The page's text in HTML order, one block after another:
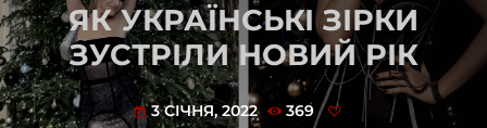
ЯК УКРАЇНСЬКІ ЗІРКИ
ЗУСТРІЛИ НОВИЙ РІК
today 3 СІЧНЯ, 2022 369